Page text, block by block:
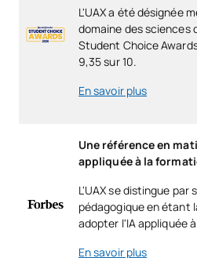
L'UAX a été désignée
domaine des sciences
Student Choice
9,35 sur 10.
En savoir plus
Une référence en
appliquée à la
L'UAX se distingue par
pédagogique en étant
adopter l'IA appliquée
En savoir plus